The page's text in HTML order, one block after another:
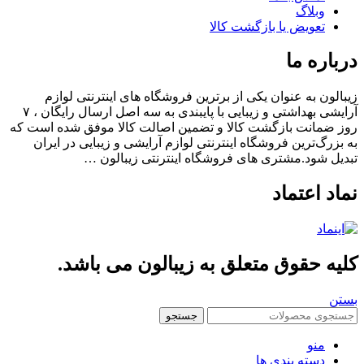
وبلاگ
تعویض یا بازگشت کالا
ما
به عنوان یکی از برترین فروشگاه های اینترنتی لوازم
آرایشی بهداشتی و زیبایی با پایبندی به سه اصل ارسال رایگان ، ۷
ضمانت بازگشت کالا و تضمین اصالت کالا موفق شده است که
فروشگاه اینترنتی لوازم آرایشی و زیبایی در ایران
شود.مشتری های فروشگاه اینترنتی زیبالون …
اعتماد
حقوق متعلق به زیبالون می باشد.
جستجو
منو
دسته بندی ها